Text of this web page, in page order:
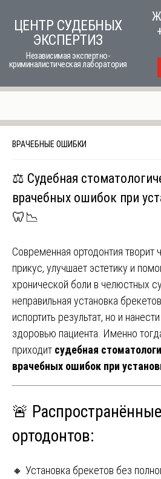
ЦЕНТР СУДЕБНЫХ
ЭКСПЕРТИЗ
Независимая экспертно-
криминалистическая лаборатория
ВРАЧЕБНЫЕ ОШИБКИ
⚖️ Судебная
врачебных ошибок при
🦷📉
Современная ортодонтия творит
прикус, улучшает эстетику и
хронической боли в челюстных
неправильная установка
испортить результат, но и
здоровью пациента. Именно
приходит судебная
врачебных ошибок при
🚨
ортодонтов:
🔸 Установка брекетов без